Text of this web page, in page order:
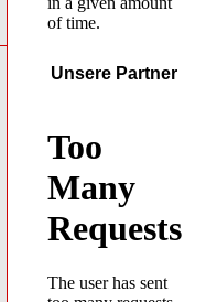
Unsere Partner